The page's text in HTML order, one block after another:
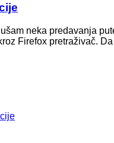
neka predavanja
Firefox pretraživač.